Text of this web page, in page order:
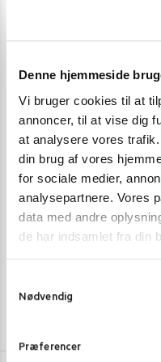
Denne hjemmeside
Vi bruger cookies til at
annoncer, til at vise dig
at analysere vores
din brug af vores
for sociale medier,
analysepartnere. Vores
data med andre
de har indsamlet fra din
Nødvendig
Præferencer
BLACK FRIDAY,GAVESÆT OG
SAKESÆT
349,00kr.
Skriv mig op